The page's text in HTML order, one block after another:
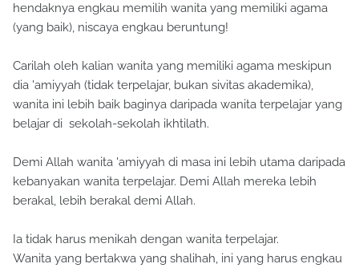
hendaknya engkau memilih wanita yang memiliki agama
(yang baik), niscaya engkau beruntung!
Carilah oleh kalian wanita yang memiliki agama meskipun
dia 'amiyyah (tidak terpelajar, bukan sivitas akademika),
wanita ini lebih baik baginya daripada wanita terpelajar yang
belajar di sekolah-sekolah ikhtilath.
Demi Allah wanita 'amiyyah di masa ini lebih utama daripada
kebanyakan wanita terpelajar. Demi Allah mereka lebih
berakal, lebih berakal demi Allah.
Ia tidak harus menikah dengan wanita terpelajar.
Wanita yang bertakwa yang shalihah, ini yang harus engkau